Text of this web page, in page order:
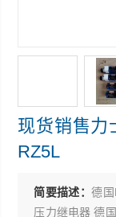
现货销售力
RZ5L
简要描述：德
压力继电器 德